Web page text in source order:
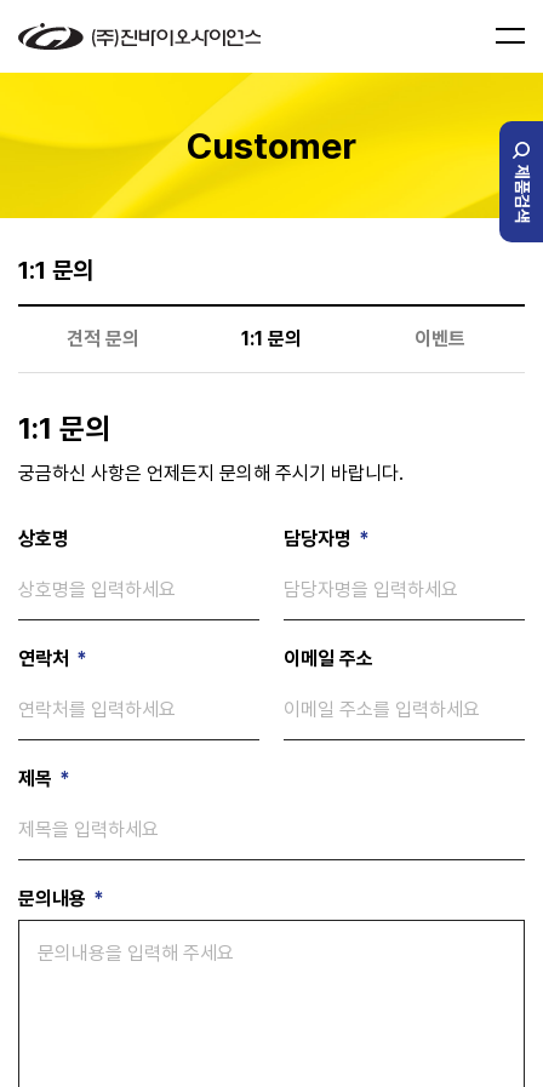
제품검색
Customer
1:1 문의
견적 문의 1:1 문의 이벤트
1:1 문의
궁금하신 사항은 언제든지 문의해 주시기 바랍니다.
상호명 담당자명 *
연락처 * 이메일 주소
제목 *
문의내용 *